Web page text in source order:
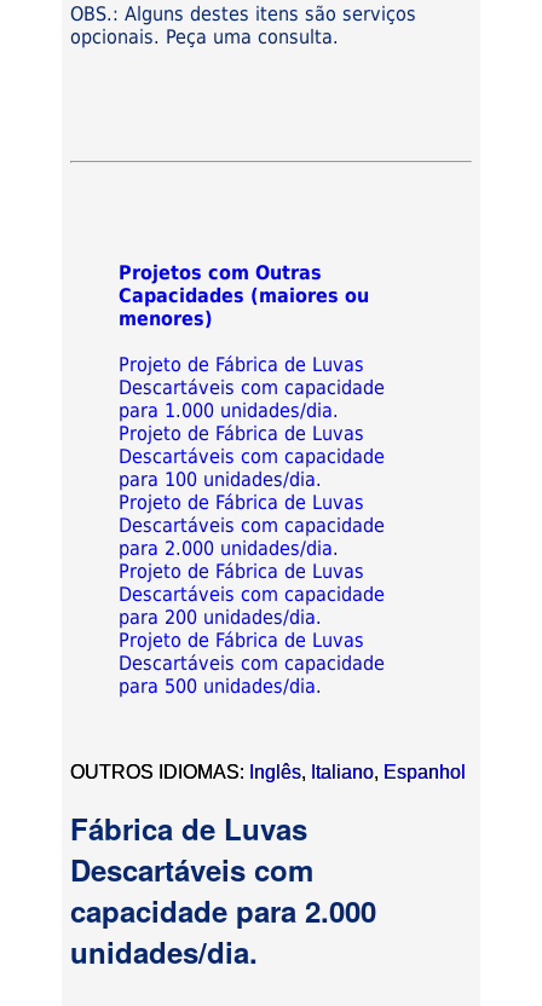
OBS.: Alguns destes itens são serviços
opcionais. Peça uma consulta.
Projetos com Outras
Capacidades (maiores ou
menores)
Projeto de Fábrica de Luvas
Descartáveis com capacidade
para 1.000 unidades/dia.
Projeto de Fábrica de Luvas
Descartáveis com capacidade
para 100 unidades/dia.
Projeto de Fábrica de Luvas
Descartáveis com capacidade
para 2.000 unidades/dia.
Projeto de Fábrica de Luvas
Descartáveis com capacidade
para 200 unidades/dia.
Projeto de Fábrica de Luvas
Descartáveis com capacidade
para 500 unidades/dia.
OUTROS IDIOMAS: Inglês, Italiano, Espanhol
Fábrica de Luvas
Descartáveis com
capacidade para 2.000
unidades/dia.